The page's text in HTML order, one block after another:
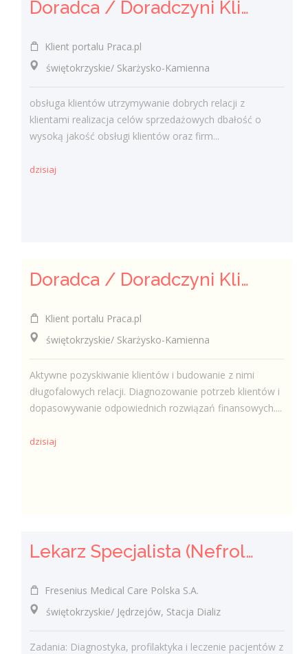
Doradca / Doradczyni Klienta (bankowość)
Klient portalu Praca.pl
świętokrzyskie/ Skarżysko-Kamienna
obsługa klientów utrzymywanie dobrych relacji z
klientami realizacja celów sprzedażowych dbałość o
wysoką jakość obsługi klientów oraz firm...
dzisiaj
Doradca / Doradczyni Klienta – branża finansowa
Klient portalu Praca.pl
świętokrzyskie/ Skarżysko-Kamienna
Aktywne pozyskiwanie klientów i budowanie z nimi
długofalowych relacji. Diagnozowanie potrzeb klientów i
dopasowywanie odpowiednich rozwiązań finansowych....
dzisiaj
Lekarz Specjalista (Nefrolog / Internista) (K/M/N)
Fresenius Medical Care Polska S.A.
świętokrzyskie/ Jędrzejów, Stacja Dializ
Zadania: Diagnostyka, profilaktyka i leczenie pacjentów z